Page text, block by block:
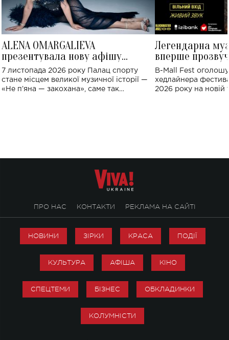
ALENA OMARGALIEVA
презентувала нову афішу
великого концерту в Палаці
спорту
7 листопада 2026 року Палац спорту
стане місцем великої музичної історії —
«Не пʼяна — закохана», саме так
Легендарна
вперше
Україні: де
B-Mall Fest
хедлайнера
2026 року на новій
ПРО НАС КОНТАКТИ РЕКЛАМА НА САЙТІ
НОВИНИ ЗІРКИ КРАСА ПОДІЇ
КУЛЬТУРА АФІША КІНО
СПЕЦТЕМИ БІЗНЕС ОБКЛАДИНКИ
КОЛУМНІСТИ